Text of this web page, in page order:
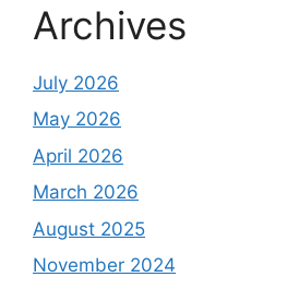
Archives
July 2026
May 2026
April 2026
March 2026
August 2025
November 2024